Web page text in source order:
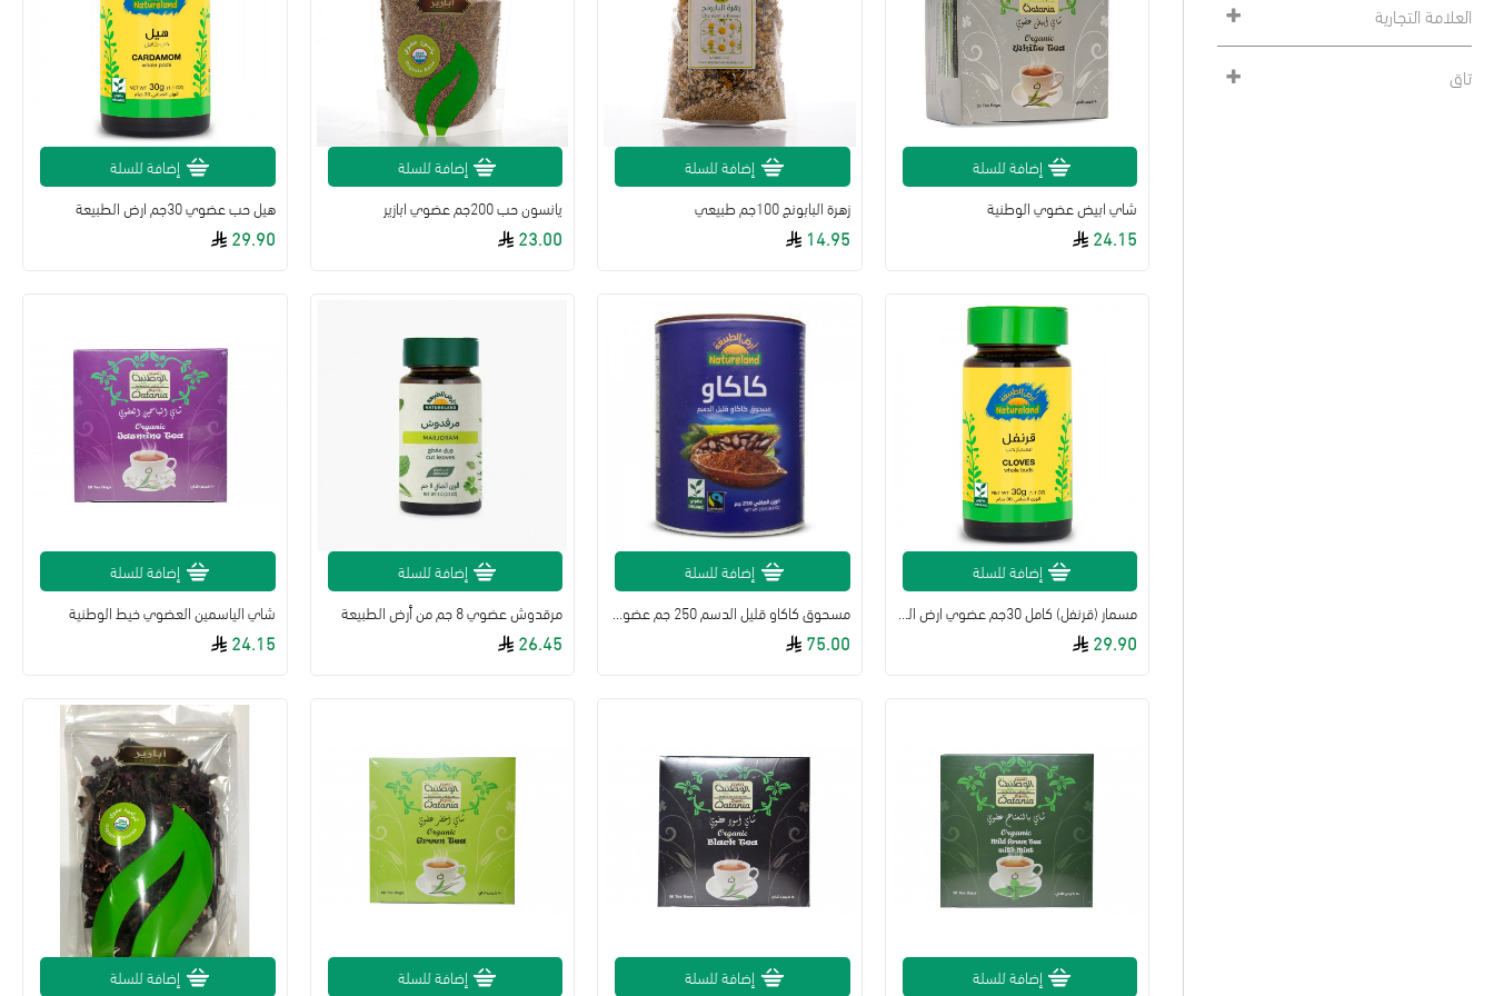
العلامة التجارية
تاق
شاي ابيض عضوي الوطنية
24.15
إضافة للسلة
زهرة البابونج 100جم طبيعي
14.95
إضافة للسلة
يانسون حب 200جم عضوي ابازير
23.00
إضافة للسلة
هيل حب عضوي 30جم ارض الطبيعة
29.90
إضافة للسلة
مسمار (قرنفل) كامل 30جم عضوي ارض الطبيعة
29.90
إضافة للسلة
مسحوق كاكاو قليل الدسم 250 جم عضوي أرض الطبيعة
75.00
إضافة للسلة
مرقدوش عضوي 8 جم من أرض الطبيعة
26.45
إضافة للسلة
شاي الياسمين العضوي خيط الوطنية
24.15
إضافة للسلة
إضافة للسلة إضافة للسلة إضافة للسلة إضافة للسلة